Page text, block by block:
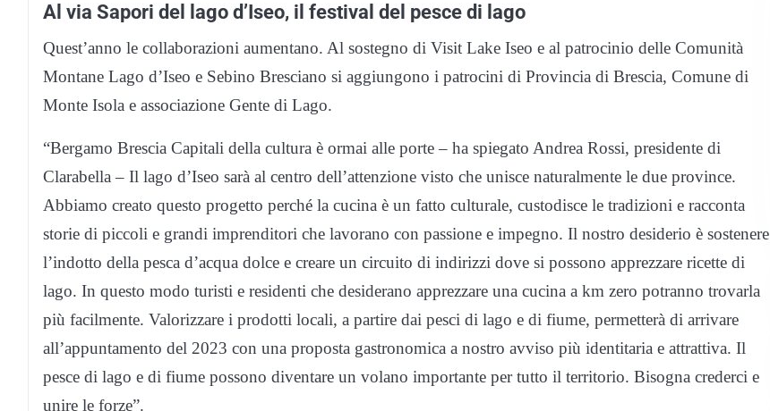
Al via Sapori del lago d’Iseo, il festival del pesce di lago
Quest’anno le collaborazioni aumentano. Al sostegno di Visit Lake Iseo e al patrocinio delle Comunità
Montane Lago d’Iseo e Sebino Bresciano si aggiungono i patrocini di Provincia di Brescia, Comune di
Monte Isola e associazione Gente di Lago.
“Bergamo Brescia Capitali della cultura è ormai alle porte – ha spiegato Andrea Rossi, presidente di
Clarabella – Il lago d’Iseo sarà al centro dell’attenzione visto che unisce naturalmente le due province.
Abbiamo creato questo progetto perché la cucina è un fatto culturale, custodisce le tradizioni e racconta
storie di piccoli e grandi imprenditori che lavorano con passione e impegno. Il nostro desiderio è sostenere
l’indotto della pesca d’acqua dolce e creare un circuito di indirizzi dove si possono apprezzare ricette di
lago. In questo modo turisti e residenti che desiderano apprezzare una cucina a km zero potranno trovarla
più facilmente. Valorizzare i prodotti locali, a partire dai pesci di lago e di fiume, permetterà di arrivare
all’appuntamento del 2023 con una proposta gastronomica a nostro avviso più identitaria e attrattiva. Il
pesce di lago e di fiume possono diventare un volano importante per tutto il territorio. Bisogna crederci e
unire le forze”.